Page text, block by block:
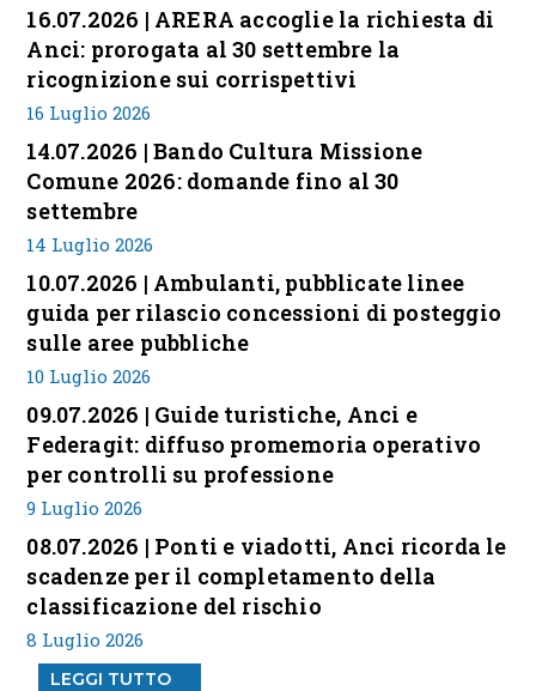
16.07.2026 | ARERA accoglie la richiesta di
Anci: prorogata al 30 settembre la
ricognizione sui corrispettivi
16 Luglio 2026
14.07.2026 | Bando Cultura Missione
Comune 2026: domande fino al 30
settembre
14 Luglio 2026
10.07.2026 | Ambulanti, pubblicate linee
guida per rilascio concessioni di posteggio
sulle aree pubbliche
10 Luglio 2026
09.07.2026 | Guide turistiche, Anci e
Federagit: diffuso promemoria operativo
per controlli su professione
9 Luglio 2026
08.07.2026 | Ponti e viadotti, Anci ricorda le
scadenze per il completamento della
classificazione del rischio
8 Luglio 2026
LEGGI TUTTO